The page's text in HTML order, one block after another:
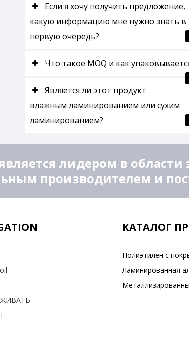
Если я хочу получить предложение,
какую информацию мне нужно знать в
первую очередь?
Что такое MOQ и как
Является ли этот продукт
влажным ламинированием или сухим
ламинированием?
является лидером в
производителем и
КАТАЛОГ